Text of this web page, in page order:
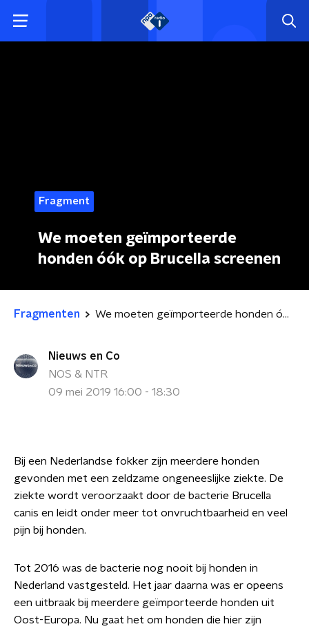
Fragment
We moeten geïmporteerde
honden óók op Brucella screenen
Fragmenten We moeten geïmporteerde honden óók op Brucella screenen
Nieuws en Co
NOS & NTR
09 mei 2019 16:00 - 18:30
Bij een Nederlandse fokker zijn meerdere honden
gevonden met een zeldzame ongeneeslijke ziekte. De
ziekte wordt veroorzaakt door de bacterie Brucella
canis en leidt onder meer tot onvruchtbaarheid en veel
pijn bij honden.
Tot 2016 was de bacterie nog nooit bij honden in
Nederland vastgesteld. Het jaar daarna was er opeens
een uitbraak bij meerdere geïmporteerde honden uit
Oost-Europa. Nu gaat het om honden die hier zijn